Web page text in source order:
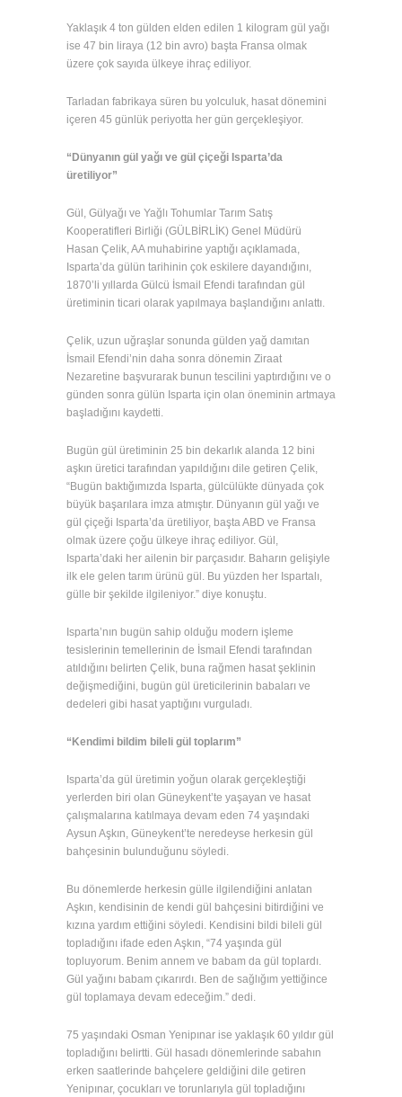
Yaklaşık 4 ton gülden elden edilen 1 kilogram gül yağı
ise 47 bin liraya (12 bin avro) başta Fransa olmak
üzere çok sayıda ülkeye ihraç ediliyor.
Tarladan fabrikaya süren bu yolculuk, hasat dönemini
içeren 45 günlük periyotta her gün gerçekleşiyor.
“Dünyanın gül yağı ve gül çiçeği Isparta’da
üretiliyor”
Gül, Gülyağı ve Yağlı Tohumlar Tarım Satış
Kooperatifleri Birliği (GÜLBİRLİK) Genel Müdürü
Hasan Çelik, AA muhabirine yaptığı açıklamada,
Isparta’da gülün tarihinin çok eskilere dayandığını,
1870’li yıllarda Gülcü İsmail Efendi tarafından gül
üretiminin ticari olarak yapılmaya başlandığını anlattı.
Çelik, uzun uğraşlar sonunda gülden yağ damıtan
İsmail Efendi’nin daha sonra dönemin Ziraat
Nezaretine başvurarak bunun tescilini yaptırdığını ve o
günden sonra gülün Isparta için olan öneminin artmaya
başladığını kaydetti.
Bugün gül üretiminin 25 bin dekarlık alanda 12 bini
aşkın üretici tarafından yapıldığını dile getiren Çelik,
“Bugün baktığımızda Isparta, gülcülükte dünyada çok
büyük başarılara imza atmıştır. Dünyanın gül yağı ve
gül çiçeği Isparta’da üretiliyor, başta ABD ve Fransa
olmak üzere çoğu ülkeye ihraç ediliyor. Gül,
Isparta’daki her ailenin bir parçasıdır. Baharın gelişiyle
ilk ele gelen tarım ürünü gül. Bu yüzden her Ispartalı,
gülle bir şekilde ilgileniyor.” diye konuştu.
Isparta’nın bugün sahip olduğu modern işleme
tesislerinin temellerinin de İsmail Efendi tarafından
atıldığını belirten Çelik, buna rağmen hasat şeklinin
değişmediğini, bugün gül üreticilerinin babaları ve
dedeleri gibi hasat yaptığını vurguladı.
“Kendimi bildim bileli gül toplarım”
Isparta’da gül üretimin yoğun olarak gerçekleştiği
yerlerden biri olan Güneykent’te yaşayan ve hasat
çalışmalarına katılmaya devam eden 74 yaşındaki
Aysun Aşkın, Güneykent’te neredeyse herkesin gül
bahçesinin bulunduğunu söyledi.
Bu dönemlerde herkesin gülle ilgilendiğini anlatan
Aşkın, kendisinin de kendi gül bahçesini bitirdiğini ve
kızına yardım ettiğini söyledi. Kendisini bildi bileli gül
topladığını ifade eden Aşkın, “74 yaşında gül
topluyorum. Benim annem ve babam da gül toplardı.
Gül yağını babam çıkarırdı. Ben de sağlığım yettiğince
gül toplamaya devam edeceğim.” dedi.
75 yaşındaki Osman Yenipınar ise yaklaşık 60 yıldır gül
topladığını belirtti. Gül hasadı dönemlerinde sabahın
erken saatlerinde bahçelere geldiğini dile getiren
Yenipınar, çocukları ve torunlarıyla gül topladığını